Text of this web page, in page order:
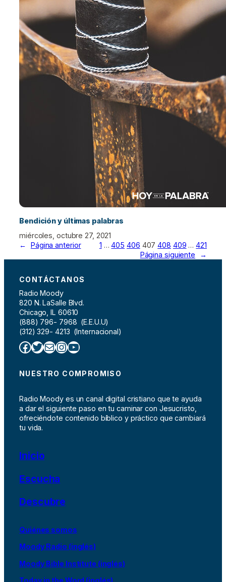
Bendición y últimas palabras
miércoles, octubre 27, 2021
←
Página anterior 1 … 405 406 407 408 409 … 421
Página siguiente
→
CONTÁCTANOS
Radio Moody
820 N. LaSalle Blvd.
Chicago, IL 60610
(888) 796- 7968 (E.E.U.U)
(312) 329- 4213 (Internacional)
Facebook Twitter Correo electrónico InstagramYouTube
NUESTRO COMPROMISO
Radio Moody es un canal digital cristiano que te ayuda
a dar el siguiente paso en tu caminar con Jesucristo,
ofreciéndote contenido bíblico y práctico que cambiará
tu vida.
Inicio
Escucha
Descubre
Quiénes somos
Moody Radio (inglés)
Moody Bible Institute (inglés)
Today in the Word (inglés)